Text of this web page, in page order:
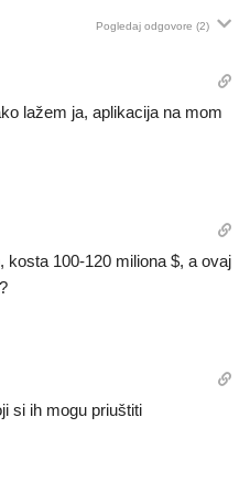
Pogledaj odgovore (2)
lažem ja, aplikacija na mom
kosta 100-120 miliona $, a ovaj
si ih mogu priuštiti